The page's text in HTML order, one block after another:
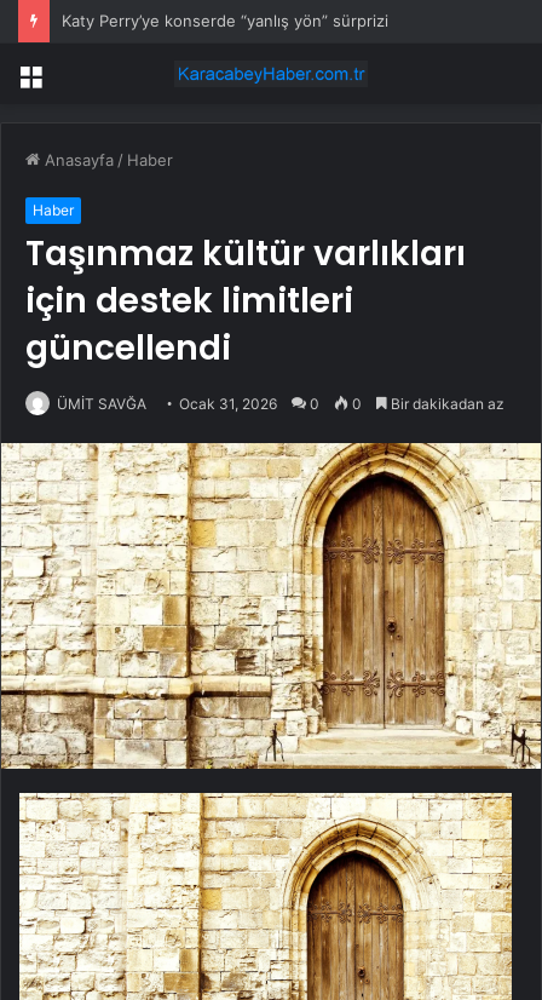
Katy Perry’ye konserde “yanlış yön” sürprizi
Menü
Anasayfa / Haber
Haber
Taşınmaz kültür varlıkları
için destek limitleri
güncellendi
ÜMİT SAVĞA Ocak 31, 2026 0 0 Bir dakikadan az